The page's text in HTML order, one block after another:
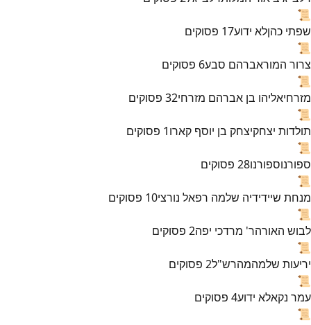
📜
שפתי כהןלא ידוע17 פסוקים
📜
צרור המוראברהם סבע6 פסוקים
📜
מזרחיאליהו בן אברהם מזרחי32 פסוקים
📜
תולדות יצחקיצחק בן יוסף קארו1 פסוקים
📜
ספורנוספורנו28 פסוקים
📜
מנחת שיידידיה שלמה רפאל נורצי10 פסוקים
📜
לבוש האורהר' מרדכי יפה2 פסוקים
📜
יריעות שלמהמהרש"ל2 פסוקים
📜
עמר נקאלא ידוע4 פסוקים
📜